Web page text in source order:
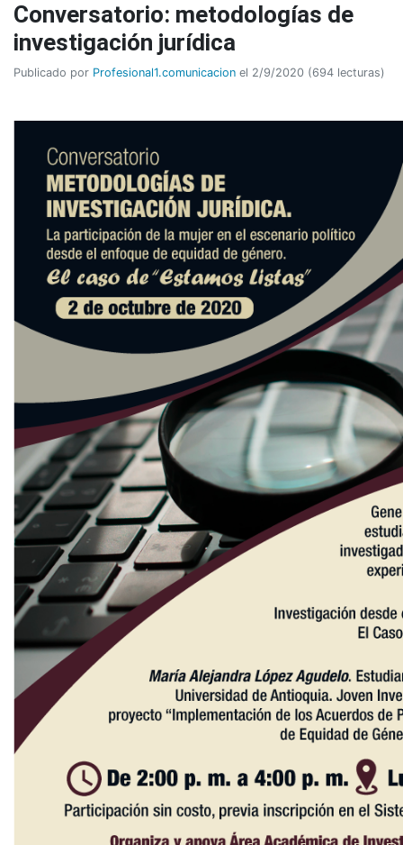
Conversatorio: metodologías de
investigación jurídica
Publicado por Profesional1.comunicacion el 2/9/2020 (694 lecturas)